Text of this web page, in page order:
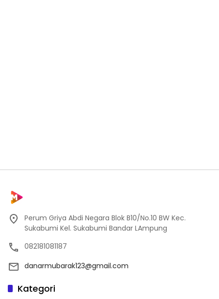
Perum Griya Abdi Negara Blok B10/No.10 BW Kec.
Sukabumi Kel. Sukabumi Bandar LAmpung
082181081187
danarmubarak123@gmail.com
Kategori